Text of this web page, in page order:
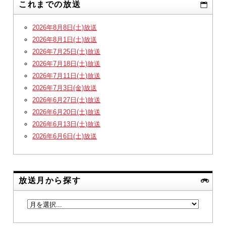
これまでの放送
2026年8月8日(土)放送
2026年8月1日(土)放送
2026年7月25日(土)放送
2026年7月18日(土)放送
2026年7月11日(土)放送
2026年7月3日(金)放送
2026年6月27日(土)放送
2026年6月20日(土)放送
2026年6月13日(土)放送
2026年6月6日(土)放送
放送月から探す